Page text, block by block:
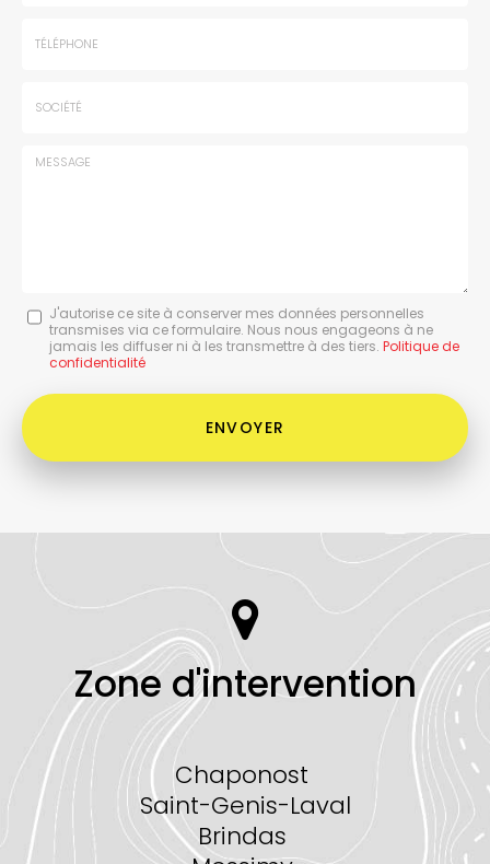
Message
J'autorise ce site à conserver mes données personnelles
transmises via ce formulaire. Nous nous engageons à ne
jamais les diffuser ni à les transmettre à des tiers. Politique de
confidentialité
Acceptation
RGPD
*
ENVOYER
Zone d'intervention
Chaponost
Saint-Genis-Laval
Brindas